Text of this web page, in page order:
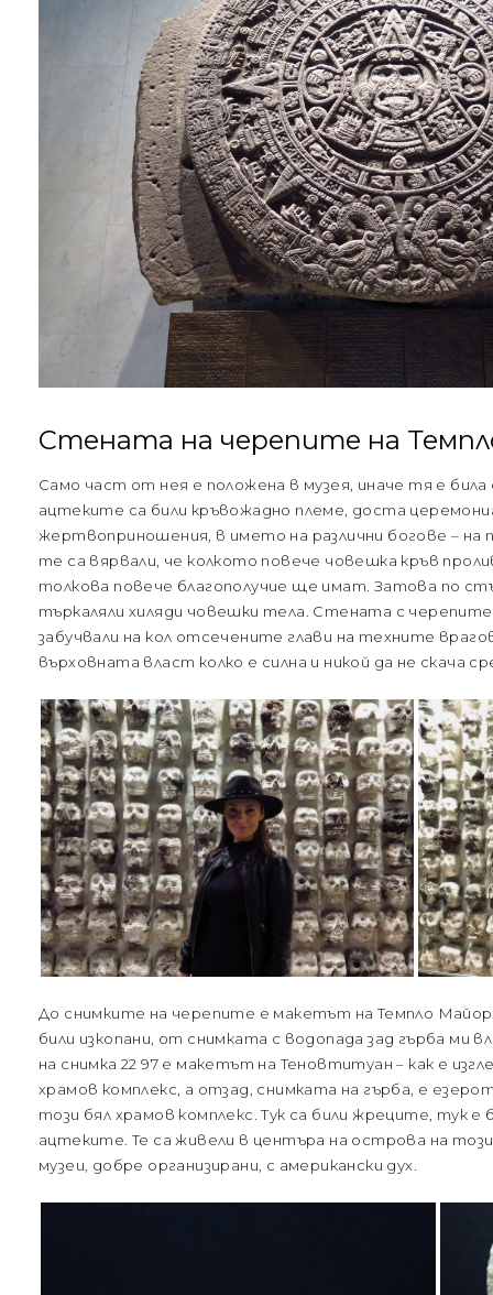
Стената на черепитe на
Само част от нея е положена в музея, иначе тя е
ацтеките са били кръвожадно племе, доста
жертвоприношения, в името на различни богове – на
те са вярвали, че колкото повече човешка кръв
толкова повече благополучие ще имат. Затова по
търкаляли хиляди човешки тела. Стената с
забучвали на кол отсечените глави на техните
върховната власт колко е силна и никой да не скача
До снимките на черепите е макетът на Темпло
били изкопани, от снимката с водопада зад гърба ми
на снимка 22 97 е макетът на Теновтитуан – как е
храмов комплекс, а отзад, снимката на гърба, е
този бял храмов комплекс. Тук са били жреците, тук
ацтеките. Те са живели в центъра на острова на
музеи, добре организирани, с американски дух.